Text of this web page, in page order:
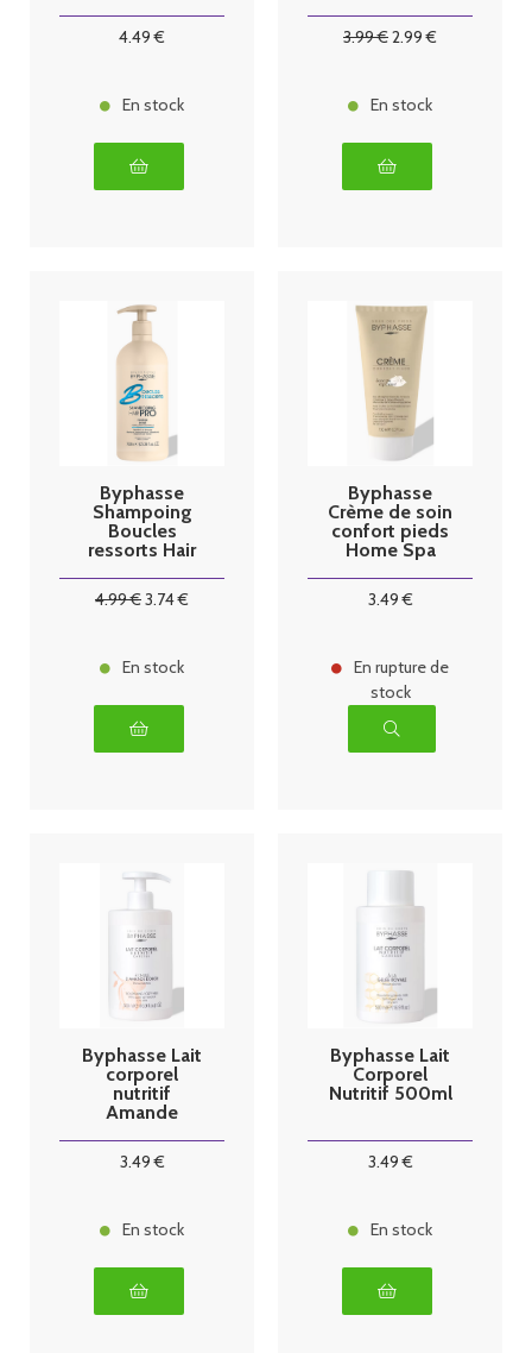
4.49 €
En stock
3.99€2.99 €
En stock
Byphasse
Shampoing
Boucles
ressorts Hair
4.99€3.74€
En stock
Byphasse
Crème de soin
confort pieds
Home Spa
3.49€
En rupture de
stock
Byphasse Lait
corporel
nutritif
Amande
3.49€
En stock
Byphasse Lait
Corporel
Nutritif 500ml
3.49€
En stock